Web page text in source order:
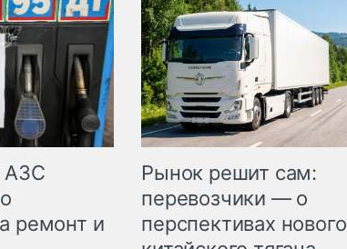
АЗС
ремонт и
Рынок решит сам:
перевозчики — о
перспективах нового